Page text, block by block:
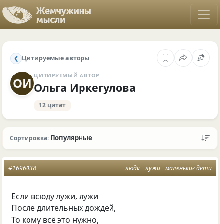
❮ Цитируемые авторы
ОИ ЦИТИРУЕМЫЙ АВТОР
Ольга Иркегулова
12 цитат
Сортировка: Популярные
люди лужи маленькие дети
#1696038
Если всюду лужи, лужи
После длительных дождей,
То кому всё это нужно,